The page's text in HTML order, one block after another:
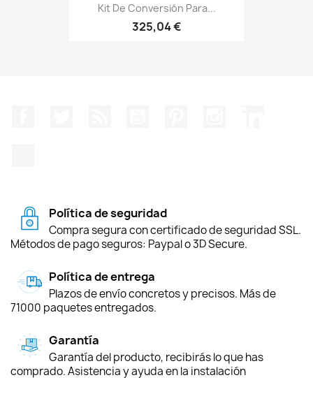
Kit De Conversión Para...
325,04 €
Política de seguridad
Compra segura con certificado de seguridad SSL.
Métodos de pago seguros: Paypal o 3D Secure.
Política de entrega
Plazos de envío concretos y precisos. Más de
71000 paquetes entregados.
Garantía
Garantía del producto, recibirás lo que has
comprado. Asistencia y ayuda en la instalación